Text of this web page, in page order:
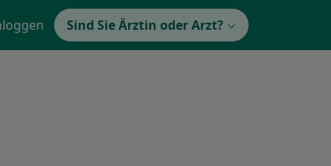
Sind Sie Ärztin oder Arzt?